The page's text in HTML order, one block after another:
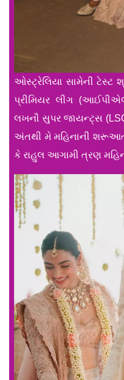
ઓસ્ટ્રેલિયા સામેની ટેસ્ટ
પ્રીમિયર લીગ
લખનૌ સુપર જાયન્ટ્સ
અંતથી મે મહિનાની
કે રાહુલ આગામી ત્રણ